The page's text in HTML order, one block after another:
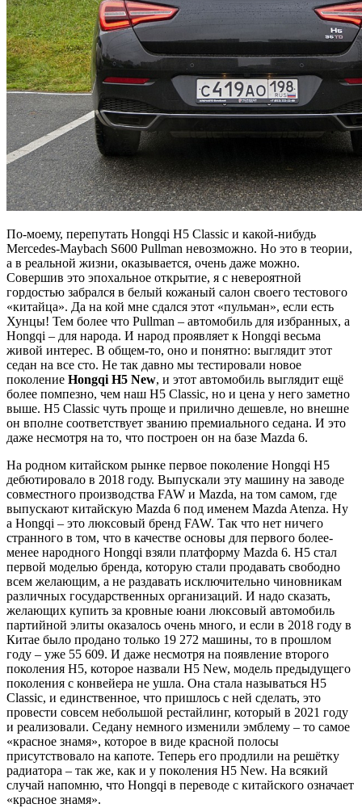
По-моему, перепутать Hongqi H5 Classic и какой-нибудь
Mercedes-Maybach S600 Pullman невозможно. Но это в теории,
а в реальной жизни, оказывается, очень даже можно.
Совершив это эпохальное открытие, я с невероятной
гордостью забрался в белый кожаный салон своего тестового
«китайца». Да на кой мне сдался этот «пульман», если есть
Хунцы! Тем более что Pullman – автомобиль для избранных, а
Hongqi – для народа. И народ проявляет к Hongqi весьма
живой интерес. В общем-то, оно и понятно: выглядит этот
седан на все сто. Не так давно мы тестировали новое
поколение Hongqi H5 New, и этот автомобиль выглядит ещё
более помпезно, чем наш H5 Classic, но и цена у него заметно
выше. H5 Classic чуть проще и прилично дешевле, но внешне
он вполне соответствует званию премиального седана. И это
даже несмотря на то, что построен он на базе Mazda 6.
На родном китайском рынке первое поколение Hongqi H5
дебютировало в 2018 году. Выпускали эту машину на заводе
совместного производства FAW и Mazda, на том самом, где
выпускают китайскую Mazda 6 под именем Mazda Atenza. Ну
а Hongqi – это люксовый бренд FAW. Так что нет ничего
странного в том, что в качестве основы для первого более-
менее народного Hongqi взяли платформу Mazda 6. Н5 стал
первой моделью бренда, которую стали продавать свободно
всем желающим, а не раздавать исключительно чиновникам
различных государственных организаций. И надо сказать,
желающих купить за кровные юани люксовый автомобиль
партийной элиты оказалось очень много, и если в 2018 году в
Китае было продано только 19 272 машины, то в прошлом
году – уже 55 609. И даже несмотря на появление второго
поколения Н5, которое назвали Н5 New, модель предыдущего
поколения с конвейера не ушла. Она стала называться H5
Classic, и единственное, что пришлось с ней сделать, это
провести совсем небольшой рестайлинг, который в 2021 году
и реализовали. Седану немного изменили эмблему – то самое
«красное знамя», которое в виде красной полосы
присутствовало на капоте. Теперь его продлили на решётку
радиатора – так же, как и у поколения Н5 New. На всякий
случай напомню, что Hongqi в переводе с китайского означает
«красное знамя».